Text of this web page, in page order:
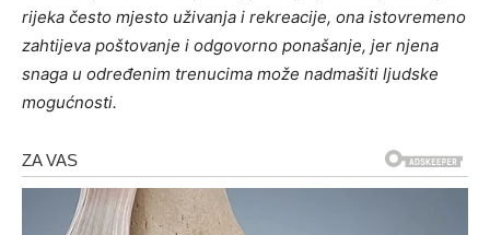
rijeka često mjesto uživanja i rekreacije, ona istovremeno
zahtijeva poštovanje i odgovorno ponašanje, jer njena
snaga u određenim trenucima može nadmašiti ljudske
mogućnosti.